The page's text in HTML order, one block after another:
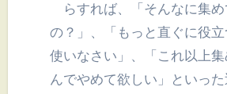
らすれば、「そんなに集
の？」、「もっと直ぐに役
使いなさい」、「これ以上
んでやめて欲しい」といっ